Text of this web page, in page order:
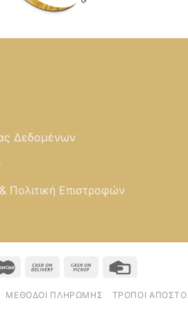
Δεδομένων
Πολιτική Επιστροφών
ΜΈΘΟΔΟΙ ΠΛΗΡΩΜΉΣ ΤΡΌΠΟΙ